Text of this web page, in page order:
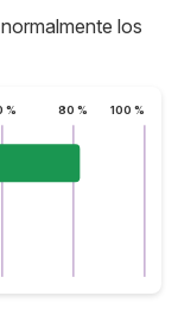
los
% 80 % 100 %